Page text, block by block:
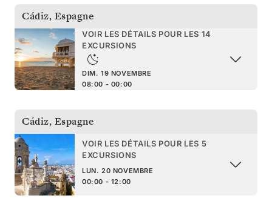
Cádiz, Espagne
VOIR LES DÉTAILS POUR LES 14
EXCURSIONS
DIM. 19 NOVEMBRE
08:00 - 00:00
Cádiz, Espagne
VOIR LES DÉTAILS POUR LES 5
EXCURSIONS
LUN. 20 NOVEMBRE
00:00 - 12:00